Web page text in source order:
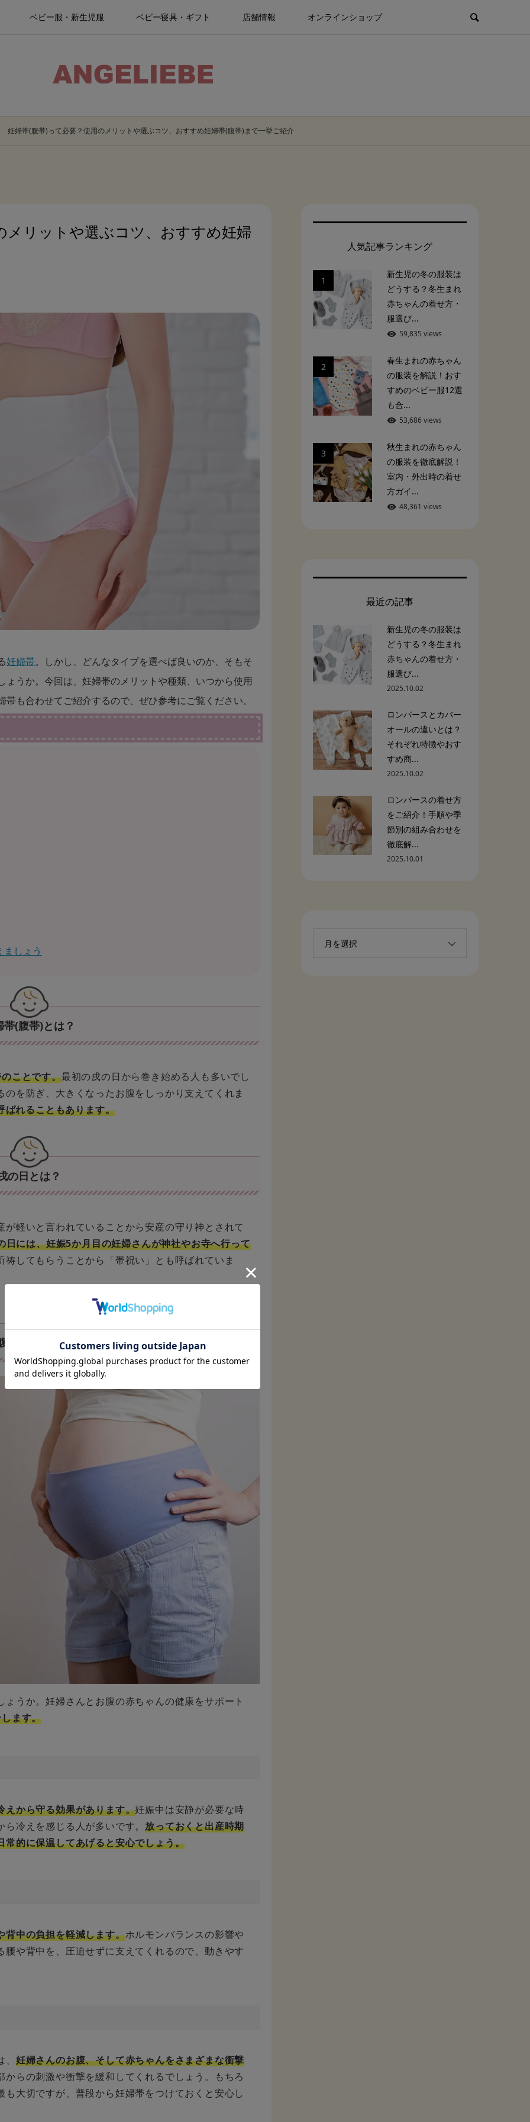
ベビー服・新生児服 ベビー寝具・ギフト 店舗情報 オンラインショップ
妊婦帯(腹帯)って必要？使用のメリットや選ぶコツ、おすすめ妊婦帯(腹帯)まで一挙ご紹介
メリットや選ぶコツ、おすすめ妊婦
妊婦帯。しかし、どんなタイプを選べば良いのか、そもそ
うか。今回は、妊婦帯のメリットや種類、いつから使用
も合わせてご紹介するので、ぜひ参考にご覧ください。
しょう
帯(腹帯)とは？
ことです。最初の戌の日から巻き始める人も多いでし
を防ぎ、大きくなったお腹をしっかり支えてくれま
ばれることもあります。
の日とは？
軽いと言われていることから安産の守り神とされて
日には、妊娠5か月目の妊婦さんが神社やお寺へ行って
祷してもらうことから「帯祝い」とも呼ばれていま
帯)を使うメリット
うか。妊婦さんとお腹の赤ちゃんの健康をサポート
ます。
えから守る効果があります。妊娠中は安静が必要な時
ら冷えを感じる人が多いです。放っておくと出産時期
的に保温してあげると安心でしょう。
背中の負担を軽減します。ホルモンバランスの影響や
や背中を、圧迫せずに支えてくれるので、動きやす
妊婦さんのお腹、そして赤ちゃんをさまざまな衝撃
からの刺激や衝撃を緩和してくれるでしょう。もちろ
大切ですが、普段から妊婦帯をつけておくと安心し
人気記事ランキング
1
新生児の冬の服装は
どうする？冬生まれ
赤ちゃんの着せ方・
服選び...
59,835 views
2
春生まれの赤ちゃん
の服装を解説！おす
すめのベビー服12選
も合...
53,686 views
3
秋生まれの赤ちゃん
の服装を徹底解説！
室内・外出時の着せ
方ガイ...
48,361 views
最近の記事
新生児の冬の服装は
どうする？冬生まれ
赤ちゃんの着せ方・
服選び...
2025.10.02
ロンパースとカバー
オールの違いとは？
それぞれ特徴やおす
すめ商...
2025.10.02
ロンパースの着せ方
をご紹介！手順や季
節別の組み合わせを
徹底解...
2025.10.01
月を選択